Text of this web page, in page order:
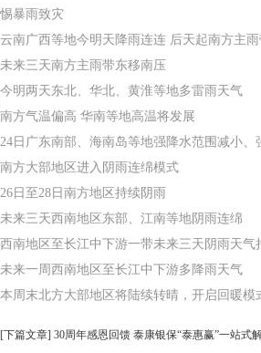
惕暴雨致灾
云南广西等地今明天降雨连连 后天起南方主
未来三天南方主雨带东移南压
今明两天东北、华北、黄淮等地多雷雨天气
南方气温偏高 华南等地高温将发展
24日广东南部、海南岛等地强降水范围减小、
南方大部地区进入阴雨连绵模式
26日至28日南方地区持续阴雨
未来三天西南地区东部、江南等地阴雨连绵
西南地区至长江中下游一带未来三天阴雨天气
未来一周西南地区至长江中下游多降雨天气
本周末北方大部地区将陆续转晴，开启回暖模
[下篇文章] 30周年感恩回馈 泰康银保“泰惠赢”一站式